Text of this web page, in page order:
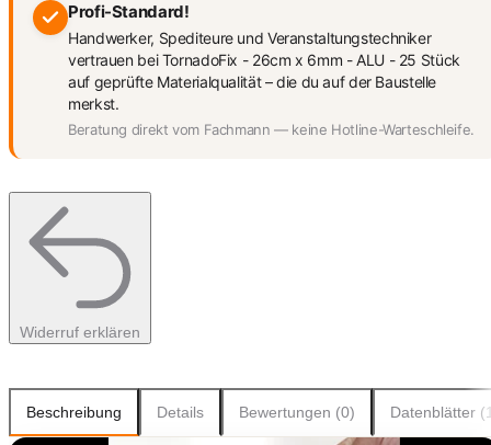
Profi-Standard!
Handwerker, Spediteure und Veranstaltungstechniker
vertrauen bei TornadoFix - 26cm x 6mm - ALU - 25 Stück
auf geprüfte Materialqualität – die du auf der Baustelle
merkst.
Beratung direkt vom Fachmann — keine Hotline-Warteschleife.
Widerruf erklären
Beschreibung Details Bewertungen (0) Datenblätter